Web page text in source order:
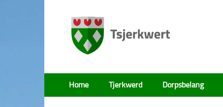
Tsjerkwert
Home Tjerkwerd Dorpsbelang